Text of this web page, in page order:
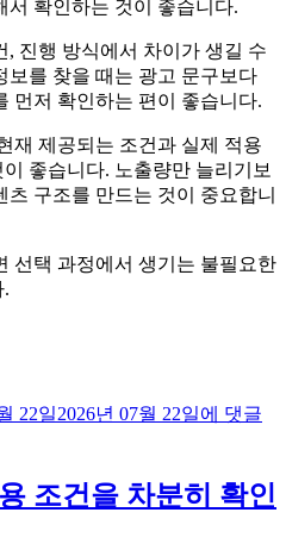
서 확인하는 것이 좋습니다.
, 진행 방식에서 차이가 생길 수
보를 찾을 때는 광고 문구보다
먼저 확인하는 편이 좋습니다.
재 제공되는 조건과 실제 적용
좋습니다. 노출량만 늘리기보
구조를 만드는 것이 중요합니
선택 과정에서 생기는 불필요한
.
22일2026년 07월 22일디
판
에 댓글
조건을 차분히 확인